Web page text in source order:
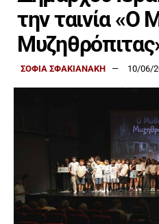
την ταινία «Ο
ΣΟΦΙΑ ΣΦΑΚΙΑΝΑΚΗ 10/06/